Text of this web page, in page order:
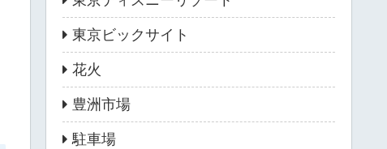
東京ビックサイト
花火
豊洲市場
駐車場